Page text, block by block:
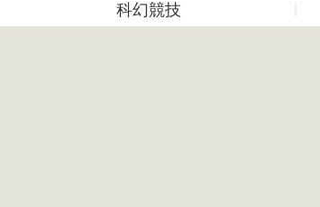
科幻競技